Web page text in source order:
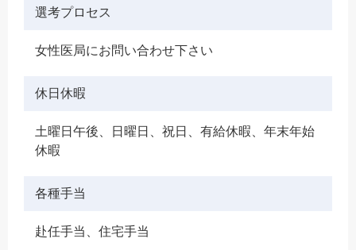
選考プロセス
女性医局にお問い合わせ下さい
休日休暇
土曜日午後、日曜日、祝日、有給休暇、年末年始
休暇
各種手当
赴任手当、住宅手当